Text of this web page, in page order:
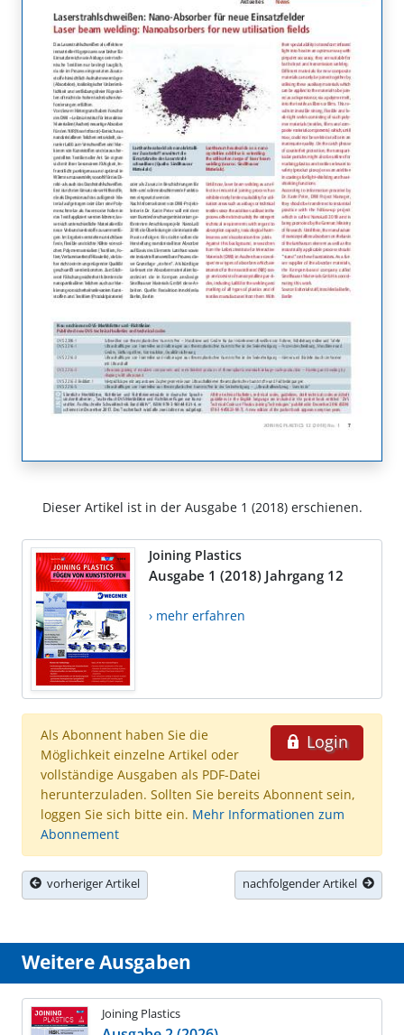
Dieser Artikel ist in der Ausgabe 1 (2018) erschienen.
Joining Plastics
Ausgabe 1 (2018) Jahrgang 12
› mehr erfahren
Login
Als Abonnent haben Sie die
Möglichkeit einzelne Artikel oder
vollständige Ausgaben als PDF-Datei
herunterzuladen. Sollten Sie bereits Abonnent sein,
loggen Sie sich bitte ein. Mehr Informationen zum
Abonnement
vorheriger Artikel nachfolgender Artikel
Weitere Ausgaben
Joining Plastics